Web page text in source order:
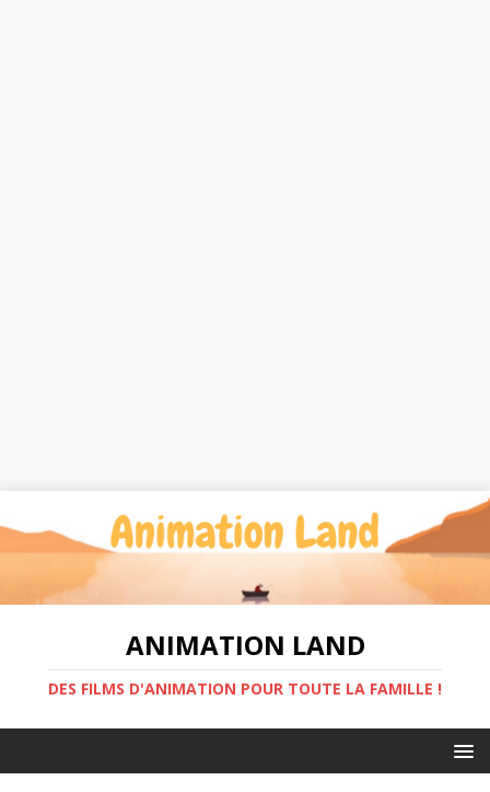
ANIMATION LAND
DES FILMS D'ANIMATION POUR TOUTE LA FAMILLE !